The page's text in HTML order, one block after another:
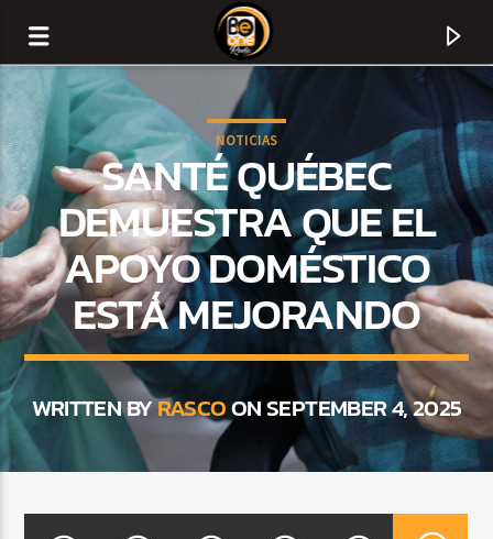
CURRENT TRACK
TITLE
ARTIST
NOTICIAS
SANTÉ QUÉBEC
DEMUESTRA QUE EL
APOYO DOMÉSTICO
ESTÁ MEJORANDO
WRITTEN BYRASCOON SEPTEMBER 4, 2025